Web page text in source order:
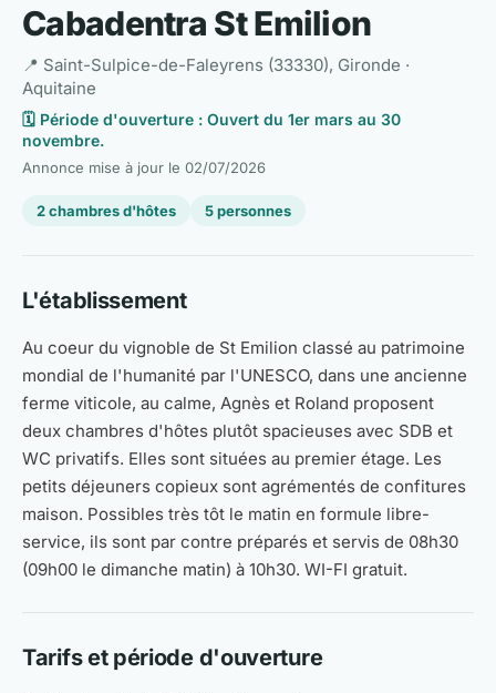
Cabadentra St Emilion
📍 Saint-Sulpice-de-Faleyrens (33330), Gironde ·
Aquitaine
🗓️ Période d'ouverture : Ouvert du 1er mars au 30
novembre.
Annonce mise à jour le 02/07/2026
2 chambres d'hôtes 5 personnes
L'établissement
Au coeur du vignoble de St Emilion classé au patrimoine
mondial de l'humanité par l'UNESCO, dans une ancienne
ferme viticole, au calme, Agnès et Roland proposent
deux chambres d'hôtes plutôt spacieuses avec SDB et
WC privatifs. Elles sont situées au premier étage. Les
petits déjeuners copieux sont agrémentés de confitures
maison. Possibles très tôt le matin en formule libre-
service, ils sont par contre préparés et servis de 08h30
(09h00 le dimanche matin) à 10h30. WI-FI gratuit.
Tarifs et période d'ouverture